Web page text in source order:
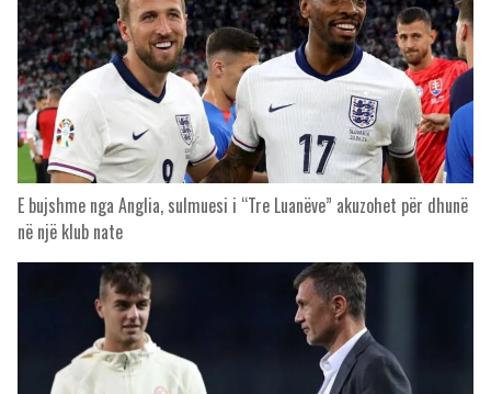
E bujshme nga Anglia, sulmuesi i “Tre Luanëve” akuzohet për dhunë
në një klub nate